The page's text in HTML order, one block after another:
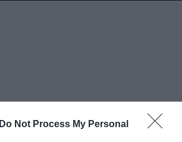
Do Not Process My Personal